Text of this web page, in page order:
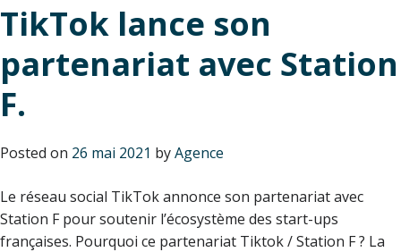
TikTok lance son
partenariat avec Station
F.
Posted on 26 mai 2021 byAgence
Le réseau social TikTok annonce son partenariat avec
Station F pour soutenir l’écosystème des start-ups
françaises. Pourquoi ce partenariat Tiktok / Station F ? La